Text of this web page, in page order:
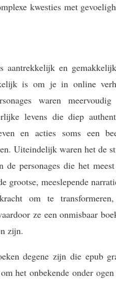
kwesties met
en
is om je in online
waren
levens die diep
en acties soms een
Uiteindelijk waren het de
de personages die het
grootse, meeslepende
om te
ze een onmisbaar
zijn.
degene zijn die epub
het onbekende onder